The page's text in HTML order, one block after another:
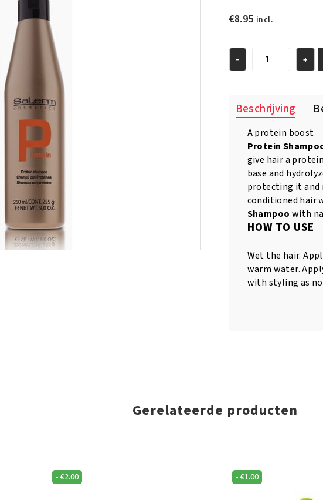
€8.95 incl.
Salerm
ml
- +
Beschrijving
A protein boost
Protein
give hair a
base and
protecting it and
conditioned hair
Shampoo with
HOW TO USE
Wet the hair.
warm water.
with styling as
Gerelateerde producten
-€2.00 - €1.00